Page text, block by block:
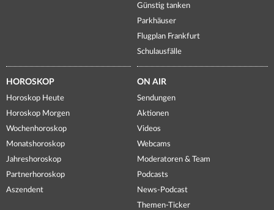
Günstig tanken
Parkhäuser
Flugplan Frankfurt
Schulausfälle
HOROSKOP
Horoskop Heute
Horoskop Morgen
Wochenhoroskop
Monatshoroskop
Jahreshoroskop
Partnerhoroskop
Aszendent
ON AIR
Sendungen
Aktionen
Videos
Webcams
Moderatoren & Team
Podcasts
News-Podcast
Themen-Ticker